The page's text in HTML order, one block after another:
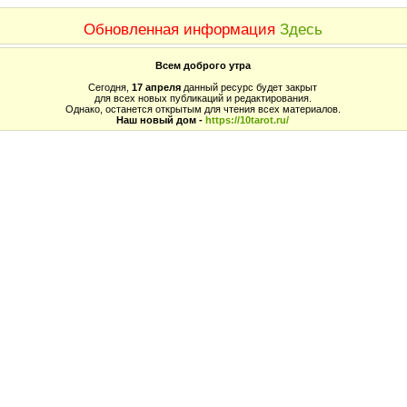
Обновленная информация Здесь
Всем доброго утра
Сегодня, 17 апреля данный ресурс будет закрыт
для всех новых публикаций и редактирования.
Однако, останется открытым для чтения всех материалов.
Наш новый дом - https://10tarot.ru/